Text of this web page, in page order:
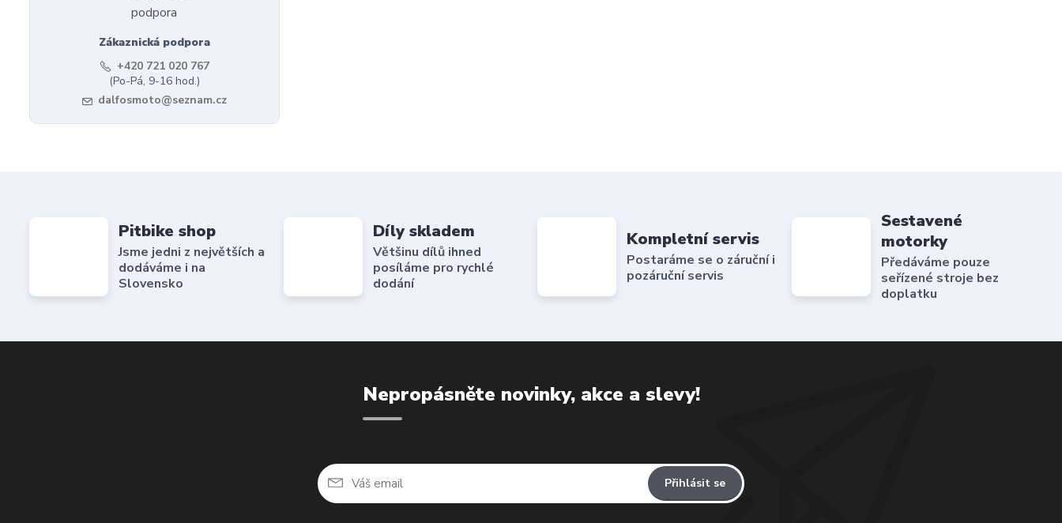
Zákaznická podpora
+420 721 020 767
(Po-Pá, 9-16 hod.)
dalfosmoto@seznam.cz
Pitbike shop
Jsme jedni z největších a
dodáváme i na
Slovensko
Díly skladem
Většinu dílů ihned
posíláme pro rychlé
dodání
Kompletní servis
Postaráme se o záruční i
pozáruční servis
Sestavené
motorky
Předáváme pouze
seřízené stroje bez
doplatku
Nepropásněte novinky, akce a slevy!
Přihlásit se